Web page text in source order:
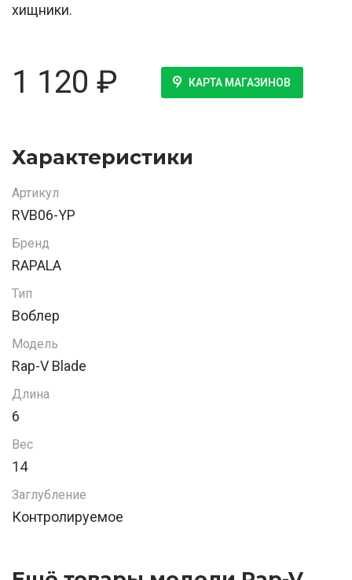
хищники.
1 120 ₽ КАРТА МАГАЗИНОВ
Характеристики
Артикул
RVB06-YP
Бренд
RAPALA
Тип
Воблер
Модель
Rap-V Blade
Длина
6
Вес
14
Заглубление
Контролируемое